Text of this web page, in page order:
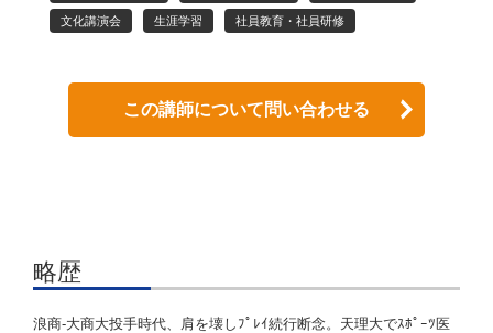
文化講演会 生涯学習 社員教育・社員研修
この講師について問い合わせる
略歴
浪商-大商大投手時代、肩を壊しﾌﾟﾚｲ続行断念。天理大でｽﾎﾟｰﾂ医